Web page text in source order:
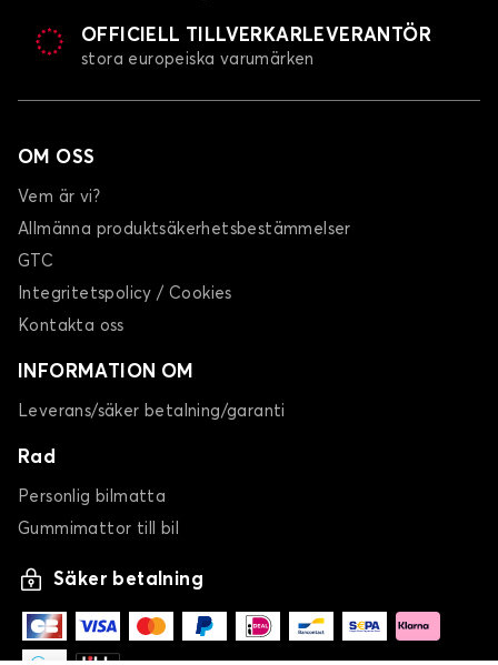
OFFICIELL TILLVERKARLEVERANTÖR
stora europeiska varumärken
OM OSS
Vem är vi?
Allmänna produktsäkerhetsbestämmelser
GTC
Integritetspolicy / Cookies
Kontakta oss
INFORMATION OM
Leverans/säker betalning/garanti
Rad
Personlig bilmatta
Gummimattor till bil
Säker betalning